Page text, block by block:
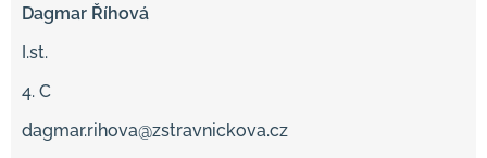
Dagmar Říhová
I.st.
4. C
dagmar.rihova@zstravnickova.cz